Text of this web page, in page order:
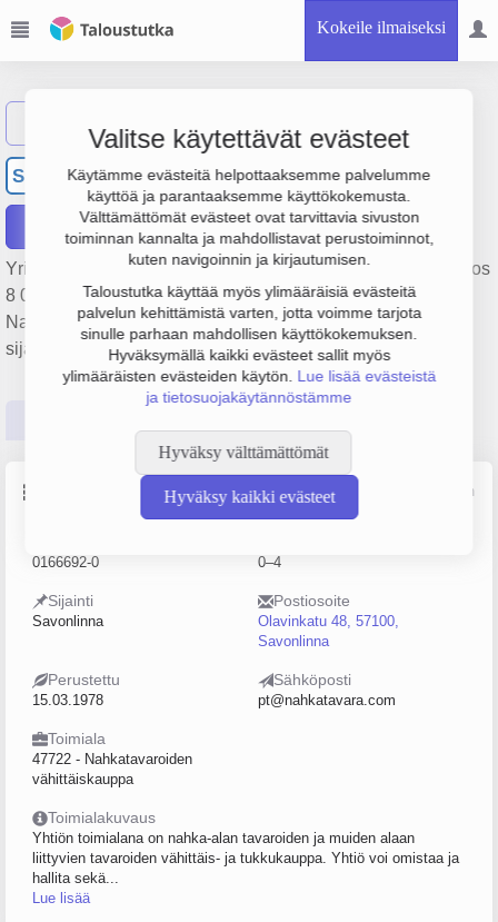
Kokeile ilmaiseksi
Valitse käytettävät evästeet
Käytämme evästeitä helpottaaksemme palvelumme
käyttöä ja parantaaksemme käyttökokemusta.
Välttämättömät evästeet ovat tarvittavia sivuston
toiminnan kannalta ja mahdollistavat perustoiminnot,
kuten navigoinnin ja kirjautumisen.
Taloustutka käyttää myös ylimääräisiä evästeitä
palvelun kehittämistä varten, jotta voimme tarjota
sinulle parhaan mahdollisen käyttökokemuksen.
Hyväksymällä kaikki evästeet sallit myös
ylimääräisten evästeiden käytön. Lue lisää evästeistä
ja tietosuojakäytännöstämme
Hyväksy välttämättömät
Hyväksy kaikki evästeet
SN SLN Nahkatavara Oy
Raportit
Yrityksen SLN Nahkatavara Oy liikevaihto on 274 000 €, tulos
8 000 € ja henkilöstömäärä 2. Sen päätoimiala on
Nahkatavaroiden vähittäiskauppa, perustamisvuosi 1978 ja
sijainti Savonlinna. Yrityksen yhtiömuoto Osakeyhtiö (OY).
Lähde: YTJ, PRH, Traficom
0166692-0 0–4
Sijainti
Savonlinna
Postiosoite
Olavinkatu 48, 57100,
Savonlinna
Perustettu
15.03.1978
Sähköposti
pt@nahkatavara.com
Toimiala
47722 - Nahkatavaroiden
vähittäiskauppa
Toimialakuvaus
Yhtiön toimialana on nahka-alan tavaroiden ja muiden alaan
liittyvien tavaroiden vähittäis- ja tukkukauppa. Yhtiö voi omistaa ja
hallita sekä...
Lue lisää